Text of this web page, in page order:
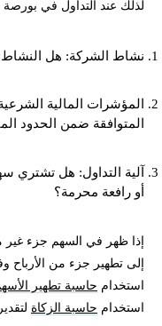
لذلك عند التداول في
نشاط الشركة: هل
المؤشرات المالية
المتوافقة ضمن الحدود
آلية التداول: هل تشتري
أو رافعة محرمة؟
إذا ظهر في السهم جزء غير
إلى تطهير جزء من الأرباح
استخدام حاسبة تطهير
استخدام حاسبة الزكاة